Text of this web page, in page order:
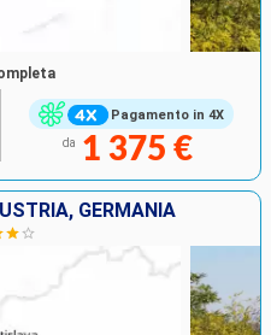
Pagamento in 4X
da 1 375 €
GERMANIA